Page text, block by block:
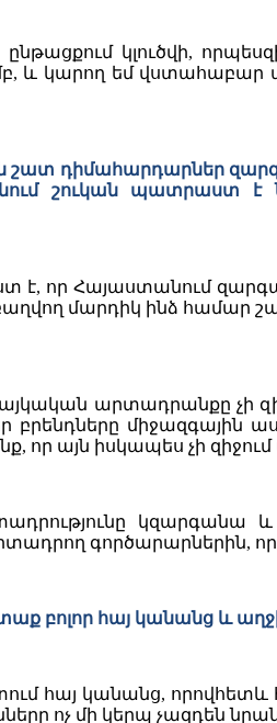
կլուծվի,
և կարող եմ վստահաբար
շատ դիմահարդարներ
շուկան պատրաստ է
է, որ Հայաստանում
մարդիկ ինձ համար
արտադրանքը չի
բրենդները
որ այն իսկապես չի
կզարգանա
գործարարներին,
բոլոր հայ կանանց և
հայ կանանց, որովհետև
ոչ մի կերպ չազդեն